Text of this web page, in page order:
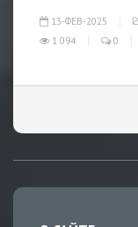
13-ФЕВ-2025
1 094
0